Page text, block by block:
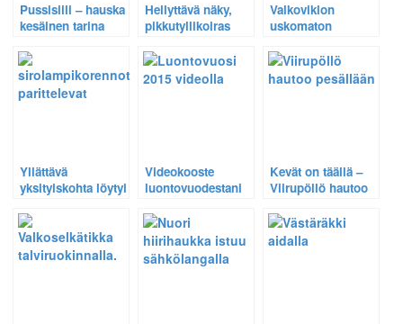
Pussisiili – hauska
kesäinen tarina
siilistä.
Hellyttävä näky,
pikkutyllikoiras
kauniilla
viuhkapyrstöllään
Valkoviklon
uskomaton
tallentui videolle.
Yllättävä
yksityiskohta löytyi
sudenkorentojen
kuvasta – Vastaus
löytyi netistä:
Videokooste
luontovuodestani
Kevät on täällä –
Viirupöllö hautoo